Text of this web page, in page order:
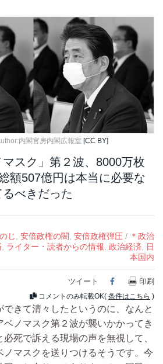
内閣官房内閣広報室 [CC BY]
スク」第２波、8000万枚
額507億円は本当に必要な
べきだった
じ
安倍政権の闇 安倍政権弾圧 / ＊政治
ライター・読者からの情報 政治経済
日
本国内
ツイート Facebook
印刷
コメントのみ転載OK( 条件はこちら )
きて清々したというのに、なんと
ベノマスク第２波が襲いかかってき
死で訴える現場の声を無視して、
ノマスクを送りつけるそうです。今